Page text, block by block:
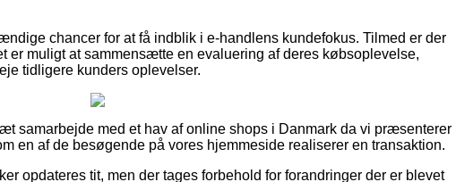
chancer for at få indblik i e-handlens kundefokus. Tilmed er der
er muligt at sammensætte en evaluering af deres købsoplevelse,
tidligere kunders oplevelser.
samarbejde med et hav af online shops i Danmark da vi præsenterer
en af de besøgende på vores hjemmeside realiserer en transaktion.
opdateres tit, men der tages forbehold for forandringer der er blevet